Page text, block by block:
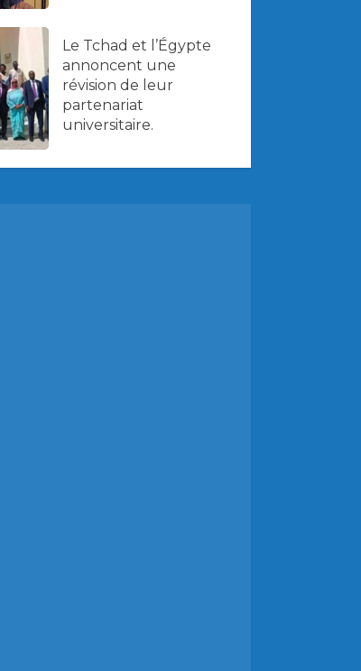
Le Tchad et l’Égypte
annoncent une
révision de leur
partenariat
universitaire.